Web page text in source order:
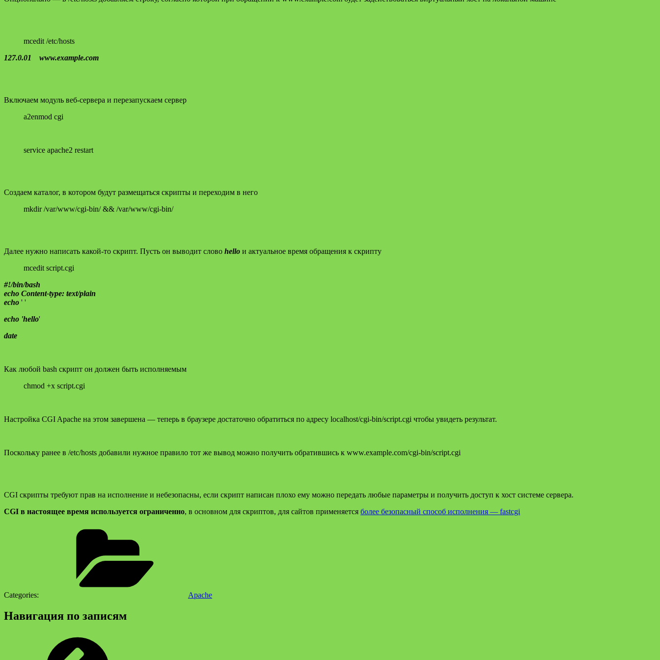
mcedit /etc/hosts
127.0.01 www.example.com
Включаем модуль веб-сервера и перезапускаем сервер
a2enmod cgi
service apache2 restart
Создаем каталог, в котором будут размещаться скрипты и переходим в него
mkdir /var/www/cgi-bin/ && /var/www/cgi-bin/
Далее нужно написать какой-то скрипт. Пусть он выводит слово hello и актуальное время обращения к скрипту
mcedit script.cgi
#!/bin/bash
echo Content-type: text/plain
echo ' '
echo 'hello'
date
Как любой bash скрипт он должен быть исполняемым
chmod +x script.cgi
Настройка CGI Apache на этом завершена — теперь в браузере достаточно обратиться по адресу localhost/cgi-bin/script.cgi чтобы увидеть результат.
Поскольку ранее в /etc/hosts добавили нужное правило тот же вывод можно получить обратившись к www.example.com/cgi-bin/script.cgi
CGI скрипты требуют прав на исполнение и небезопасны, если скрипт написан плохо ему можно передать любые параметры и получить доступ к хост системе сервера.
CGI в настоящее время используется ограниченно, в основном для скриптов, для сайтов применяется более безопасный способ исполнения — fastcgi
Categories: Apache
Навигация по записям